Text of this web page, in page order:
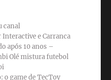
canal
e Carranca
após 10 anos –
Olé mistura futebol
o game de TecToy